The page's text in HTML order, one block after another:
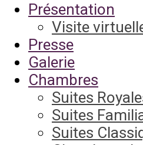
Présentation
Visite
Presse
Galerie
Chambres
Suites
Suites
Suites